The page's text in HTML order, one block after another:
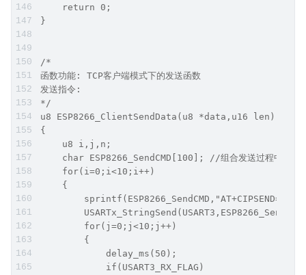
    return 0;
}
/*
函数功能: TCP客户端模式下的发送函数
发送指令:
*/
u8 ESP8266_ClientSendData(u8 *data,u16 len)
{
    u8 i,j,n;
char ESP8266_SendCMD[100]; //组合发送过程中的命
    for(i=0;i<10;i++)
    {
        for(j=0;j<10;j++)
        {
            delay_ms(50);
            if(USART3_RX_FLAG)